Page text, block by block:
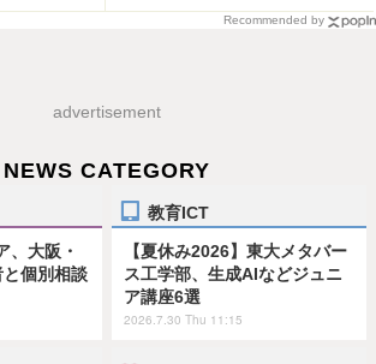
Recommended by
advertisement
NEWS CATEGORY
、大阪・
個別相談
教育ICT
【夏休み2026】東大メタバー
ス工学部、生成AIなどジュニ
ア講座6選
2026.7.30 Thu 11:15